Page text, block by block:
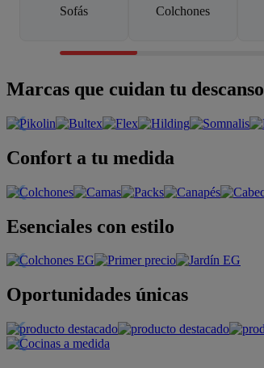
Sofás Colchones
Marcas que cuidan tu descanso
Confort a tu medida
Esenciales con estilo
Oportunidades únicas